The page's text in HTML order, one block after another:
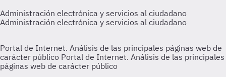
Administración electrónica y servicios al ciudadano
Administración electrónica y servicios al ciudadano
Portal de Internet. Análisis de las principales páginas web de
carácter público Portal de Internet. Análisis de las principales
páginas web de carácter público